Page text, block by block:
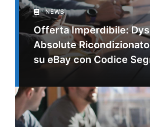
NEWS
Offerta Imperdibile:
Absolute
su eBay con Codice